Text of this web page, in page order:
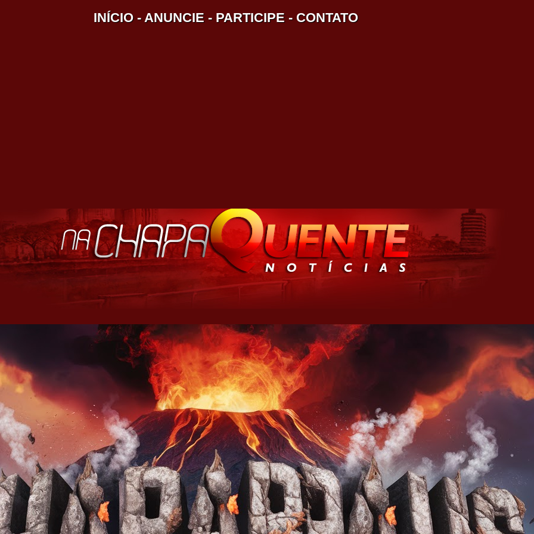
INÍCIO -ANUNCIE - PARTICIPE - CONTATO